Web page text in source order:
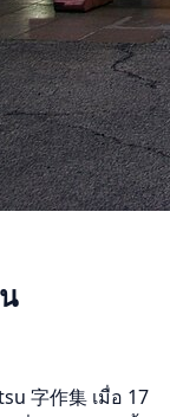
字作集 เมื่อ 17